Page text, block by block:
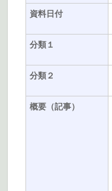
資料日付
分類１
分類２
概要（記事）